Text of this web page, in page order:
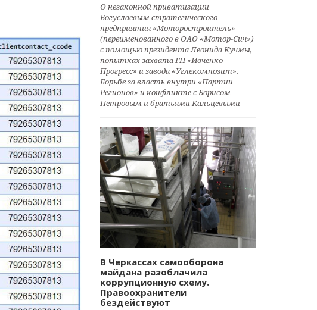
О незаконной приватизации
Богуслаевым стратегического
предприятия «Моторостроитель»
(переименованного в ОАО «Мотор-Сич»)
с помощью президента Леонида Кучмы,
попытках захвата ГП «Ивченко-
Прогресс» и завода «Углекомпозит».
Борьбе за власть внутри «Партии
Регионов» и конфликте с Борисом
Петровым и братьями Кальцевыми
В Черкассах самооборона
майдана разоблачила
коррупционную схему.
Правоохранители
бездействуют